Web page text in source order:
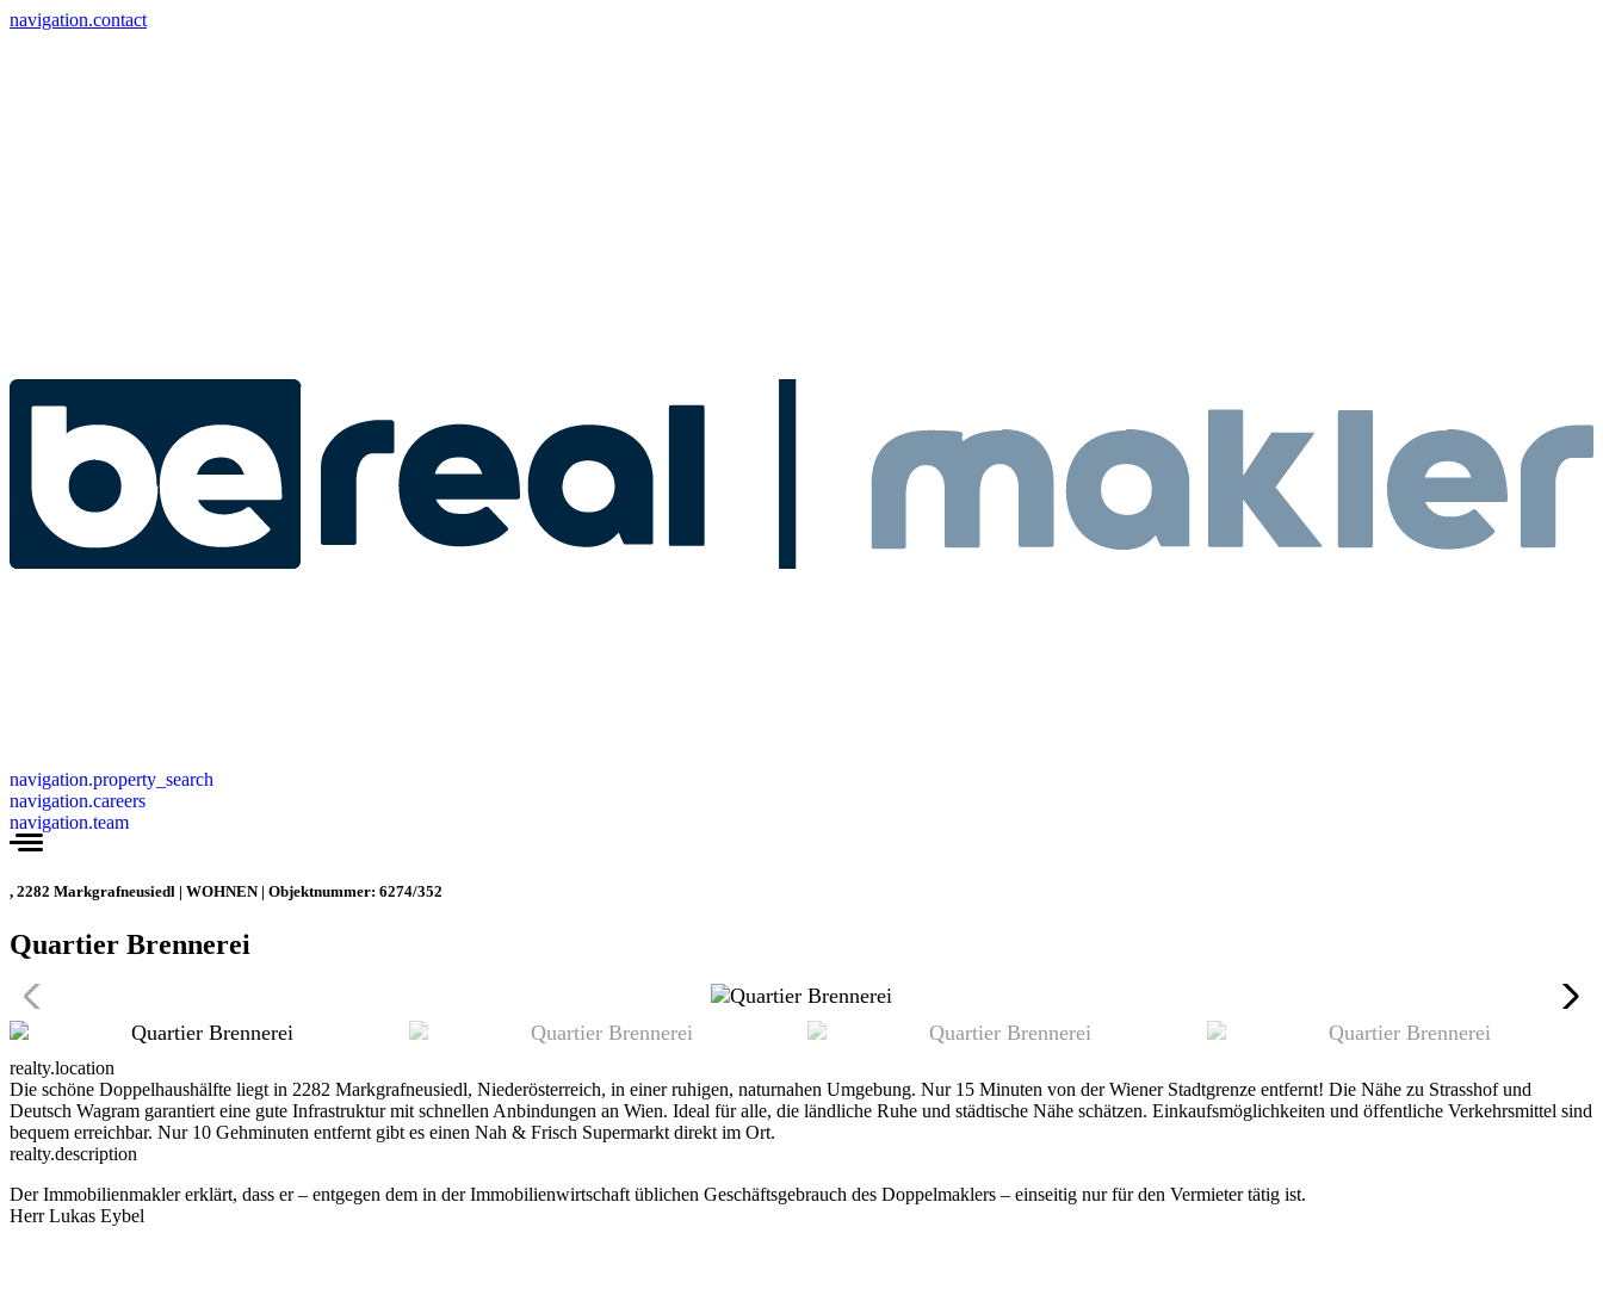
navigation.contact
navigation.property_search
navigation.careers
navigation.team
, 2282 Markgrafneusiedl | WOHNEN | Objektnummer: 6274/352
Quartier Brennerei
realty.location
Die schöne Doppelhaushälfte liegt in 2282 Markgrafneusiedl, Niederösterreich, in einer ruhigen, naturnahen Umgebung. Nur 15 Minuten von der Wiener Stadtgrenze entfernt! Die Nähe zu Strasshof und
Deutsch Wagram garantiert eine gute Infrastruktur mit schnellen Anbindungen an Wien. Ideal für alle, die ländliche Ruhe und städtische Nähe schätzen. Einkaufsmöglichkeiten und öffentliche Verkehrsmittel sind
bequem erreichbar. Nur 10 Gehminuten entfernt gibt es einen Nah & Frisch Supermarkt direkt im Ort.
realty.description
Der Immobilienmakler erklärt, dass er – entgegen dem in der Immobilienwirtschaft üblichen Geschäftsgebrauch des Doppelmaklers – einseitig nur für den Vermieter tätig ist.
Herr Lukas Eybel